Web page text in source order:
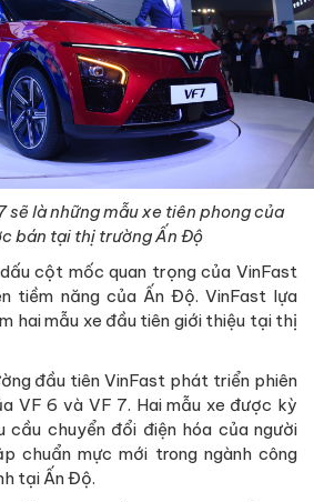
sẽ là những mẫu xe tiên phong của
bán tại thị trường Ấn Độ
cột mốc quan trọng của VinFast
tiềm năng của Ấn Độ. VinFast lựa
hai mẫu xe đầu tiên giới thiệu tại thị
đầu tiên VinFast phát triển phiên
VF 6 và VF 7. Hai mẫu xe được kỳ
cầu chuyển đổi điện hóa của người
chuẩn mực mới trong ngành công
tại Ấn Độ.